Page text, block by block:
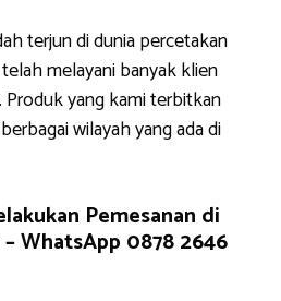
terjun di dunia percetakan
melayani banyak klien
Produk yang kami terbitkan
wilayah yang ada di
Pemesanan di
WhatsApp 0878 2646